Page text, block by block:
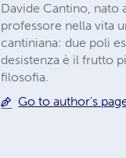
Davide Cantino, nato
professore nella vita
cantiniana: due poli
desistenza è il frutto
filosofia.
Go to author's